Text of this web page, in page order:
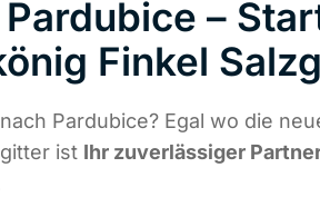
–
Finkel
Pardubice? Egal wo die
ist Ihr zuverlässiger